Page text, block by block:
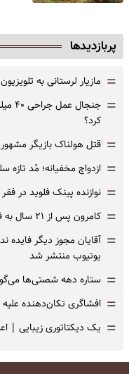
پربازدیدها
= مازیار لرستانی به
=
کرد؟
= قتل هولناک بازیگر
= ازدواج مخفیانه؛ مُد
= نوازنده پینک فلوید در
= کامرون پس از ۲۱ سال به فکر واگذاری «آواتار» افتاد
= آقایان مجوز دیگر فایده
یوتیوب منتشر شد
= ستاره دهه شصتی‌ها
= افشاگری‌ تکان‌دهنده
= یک دیکتاتوری زیبایی |